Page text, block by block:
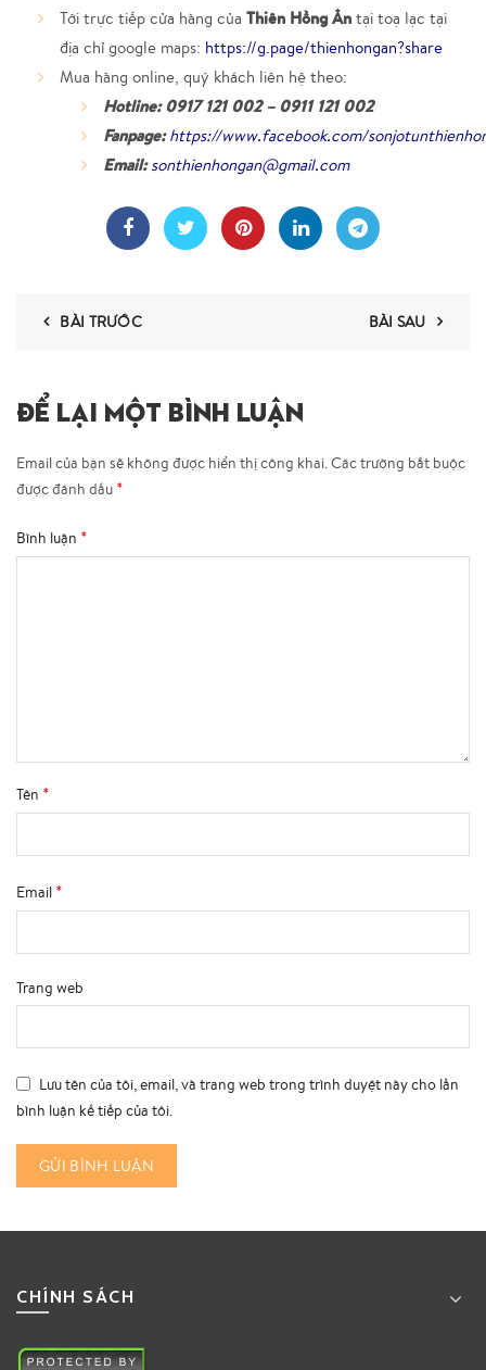
Tới trực tiếp cửa hàng của Thiên Hồng Ân tại toạ lạc tại
địa chỉ google maps: https://g.page/thienhongan?share
Mua hàng online, quý khách liên hệ theo:
Hotline: 0917 121 002 – 0911 121 002
Fanpage: https://www.facebook.com/
Email: sonthienhongan@gmail.com
BÀI TRƯỚC BÀI SAU
ĐỂ LẠI MỘT BÌNH LUẬN
Email của bạn sẽ không được hiển thị công khai.Các trường bắt buộc
được đánh dấu *
Bình luận *
Tên *
Email *
Trang web
Lưu tên của tôi, email, và trang web trong trình duyệt này cho lần
bình luận kế tiếp của tôi.
CHÍNH SÁCH